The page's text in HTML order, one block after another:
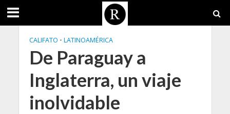
CALIFATO • LATINOAMÉRICA
De Paraguay a
Inglaterra, un viaje
inolvidable